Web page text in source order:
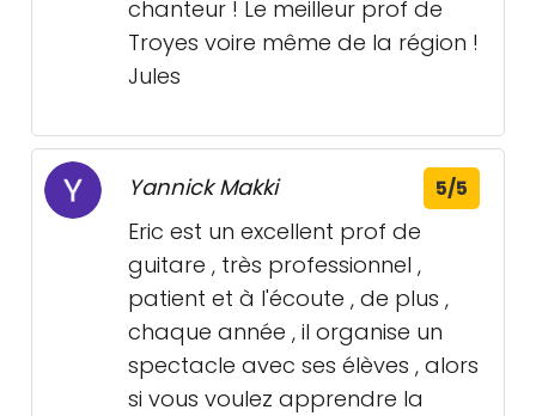
chanteur ! Le meilleur prof de
Troyes voire même de la région !
Jules
Yannick Makki 5/5
Eric est un excellent prof de
guitare , très professionnel ,
patient et à l'écoute , de plus ,
chaque année , il organise un
spectacle avec ses élèves , alors
si vous voulez apprendre la